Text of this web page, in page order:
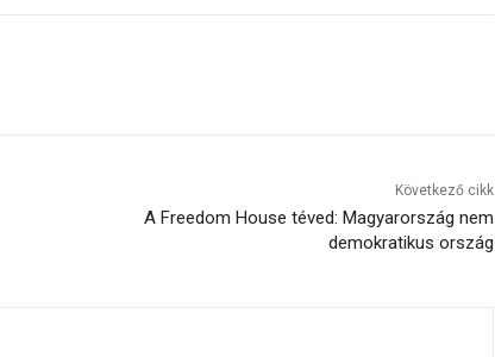
Következő cikk
A Freedom House téved: Magyarország nem
demokratikus ország